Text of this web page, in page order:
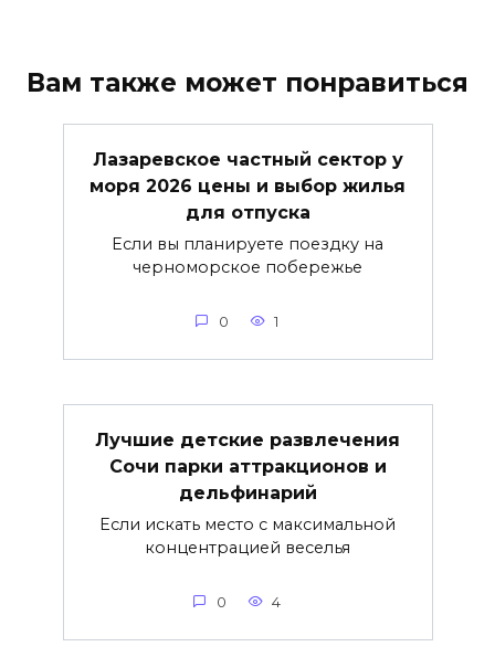
Вам также может понравиться
Лазаревское частный сектор у
моря 2026 цены и выбор жилья
для отпуска
Если вы планируете поездку на
черноморское побережье
0 1
Лучшие детские развлечения
Сочи парки аттракционов и
дельфинарий
Если искать место с максимальной
концентрацией веселья
0 4